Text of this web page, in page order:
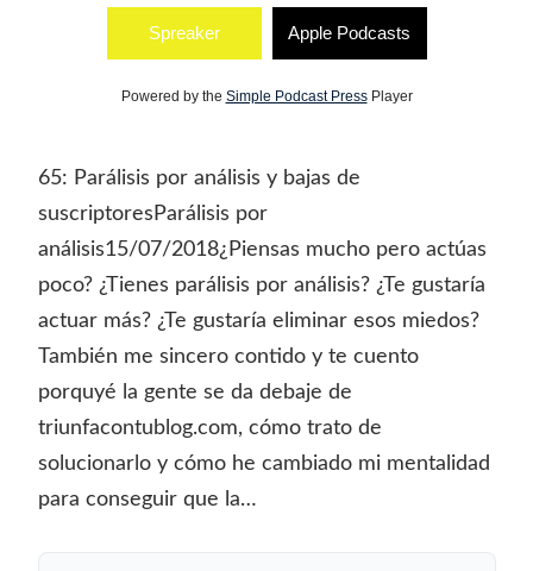
Spreaker Apple Podcasts
Powered by the Simple Podcast PressPlayer
65: Parálisis por análisis y bajas de
suscriptoresParálisis por
análisis15/07/2018¿Piensas mucho pero actúas
poco? ¿Tienes parálisis por análisis? ¿Te gustaría
actuar más? ¿Te gustaría eliminar esos miedos?
También me sincero contido y te cuento
porquyé la gente se da debaje de
triunfacontublog.com, cómo trato de
solucionarlo y cómo he cambiado mi mentalidad
para conseguir que la…